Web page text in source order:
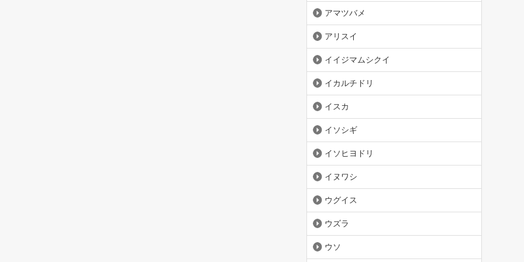
アマツバメ
アリスイ
イイジマムシクイ
イカルチドリ
イスカ
イソシギ
イソヒヨドリ
イヌワシ
ウグイス
ウズラ
ウソ